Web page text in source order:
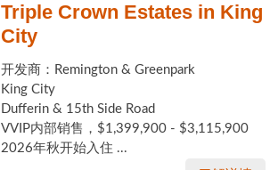
Triple Crown Estates in King
City
开发商：Remington & Greenpark
King City
Dufferin & 15th Side Road
VVIP内部销售，$1,399,900 - $3,115,900
2026年秋开始入住 ...